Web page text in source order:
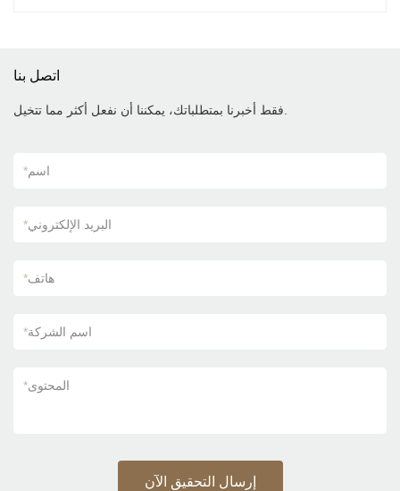
لاحتياجاتك.
اتصل بنا
فقط أخبرنا بمتطلباتك، يمكننا أن نفعل أكثر مما تتخيل.
*اسم
*البريد الإلكتروني
*هاتف
*اسم الشركة
*المحتوى
إرسال التحقيق الآن